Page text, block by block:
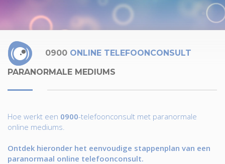
0900 ONLINE TELEFOONCONSULT
PARANORMALE MEDIUMS
Hoe werkt een 0900-telefoonconsult met paranormale
online mediums.
Ontdek hieronder het eenvoudige stappenplan van een
paranormaal online telefoonconsult.